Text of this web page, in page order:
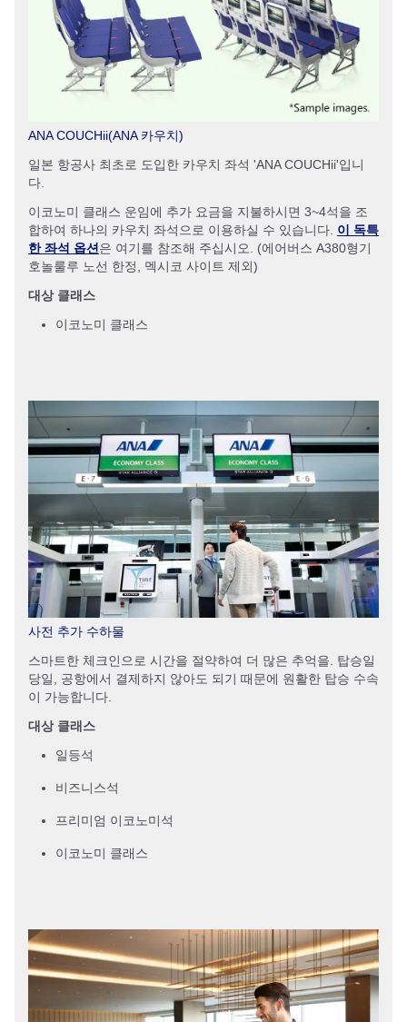
ANA COUCHii(ANA 카우치)
일본 항공사 최초로 도입한 카우치 좌석 'ANA COUCHii'입니
다.
이코노미 클래스 운임에 추가 요금을 지불하시면 3~4석을 조
합하여 하나의 카우치 좌석으로 이용하실 수 있습니다. 이 독특
한 좌석 옵션은 여기를 참조해 주십시오. (에어버스 A380형기
호놀룰루 노선 한정, 멕시코 사이트 제외)
대상 클래스
이코노미 클래스
사전 추가 수하물
스마트한 체크인으로 시간을 절약하여 더 많은 추억을. 탑승일
당일, 공항에서 결제하지 않아도 되기 때문에 원활한 탑승 수속
이 가능합니다.
대상 클래스
일등석
비즈니스석
프리미엄 이코노미석
이코노미 클래스